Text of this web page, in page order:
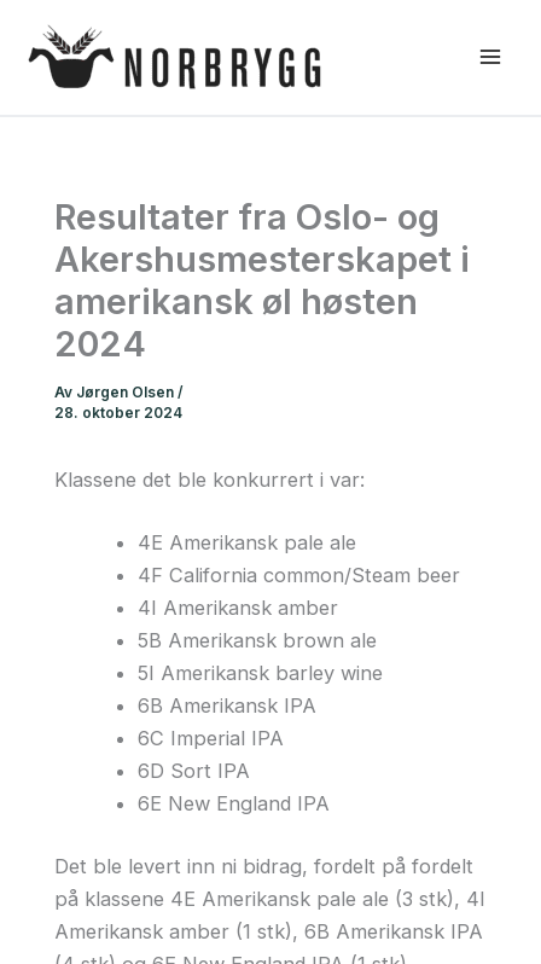
rett
Resultater fra Oslo- og
Akershusmesterskapet i
amerikansk øl høsten
2024
Av Jørgen Olsen /
28. oktober 2024
Klassene det ble konkurrert i var:
4E Amerikansk pale ale
4F California common/Steam beer
4I Amerikansk amber
5B Amerikansk brown ale
5I Amerikansk barley wine
6B Amerikansk IPA
6C Imperial IPA
6D Sort IPA
6E New England IPA
Det ble levert inn ni bidrag, fordelt på fordelt
på klassene 4E Amerikansk pale ale (3 stk), 4I
Amerikansk amber (1 stk), 6B Amerikansk IPA